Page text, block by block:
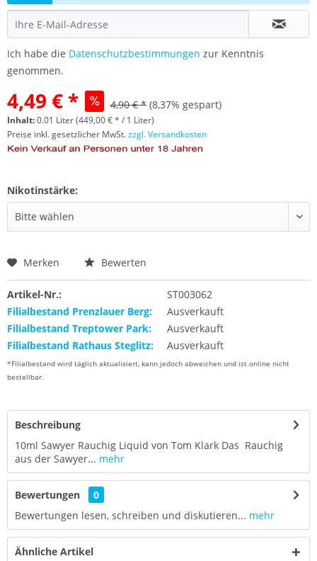
Ich habe die Datenschutzbestimmungen zur Kenntnis
genommen.
4,49 € * 4,90 € * (8,37% gespart)
Inhalt:0.01 Liter (449,00 € * / 1 Liter)
Preise inkl. gesetzlicher MwSt.zzgl. Versandkosten
Nikotinstärke:
Merken Bewerten
Artikel-Nr.:
ST003062
Filialbestand Prenzlauer Berg:
Ausverkauft
Filialbestand Treptower Park:
Ausverkauft
Filialbestand Rathaus Steglitz:
Ausverkauft
*Filialbestand wird täglich aktualisiert, kann jedoch abweichen und ist online nicht
bestellbar.
Beschreibung
10ml Sawyer Rauchig Liquid von Tom Klark Das Rauchig
aus der Sawyer... mehr
Bewertungen
0
Bewertungen lesen, schreiben und diskutieren... mehr
Ähnliche Artikel